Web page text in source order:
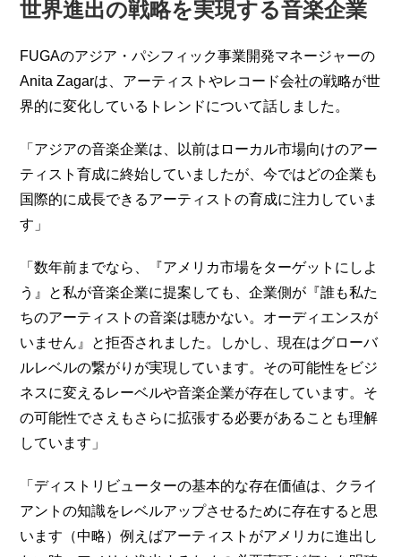
世界進出の戦略を実現する音楽企業
FUGAのアジア・パシフィック事業開発マネージャーの
Anita Zagarは、アーティストやレコード会社の戦略が世
界的に変化しているトレンドについて話しました。
「アジアの音楽企業は、以前はローカル市場向けのアー
ティスト育成に終始していましたが、今ではどの企業も
国際的に成長できるアーティストの育成に注力していま
す」
「数年前までなら、『アメリカ市場をターゲットにしよ
う』と私が音楽企業に提案しても、企業側が『誰も私た
ちのアーティストの音楽は聴かない。オーディエンスが
いません』と拒否されました。しかし、現在はグローバ
ルレベルの繋がりが実現しています。その可能性をビジ
ネスに変えるレーベルや音楽企業が存在しています。そ
の可能性でさえもさらに拡張する必要があることも理解
しています」
「ディストリビューターの基本的な存在価値は、クライ
アントの知識をレベルアップさせるために存在すると思
います（中略）例えばアーティストがアメリカに進出し